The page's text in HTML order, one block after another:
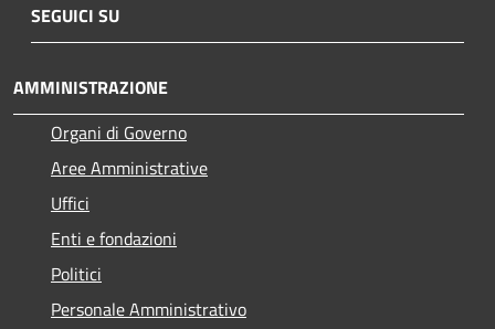
SEGUICI SU
AMMINISTRAZIONE
Organi di Governo
Aree Amministrative
Uffici
Enti e fondazioni
Politici
Personale Amministrativo